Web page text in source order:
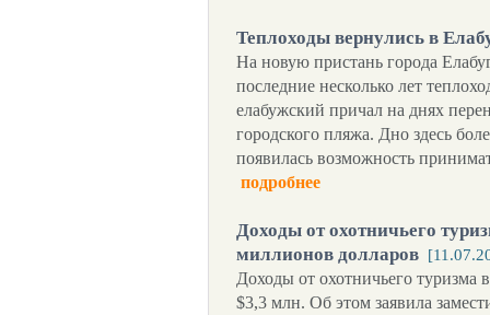
Теплоходы вернулись в
На новую пристань города
последние несколько лет
елабужский причал на днях
городского пляжа. Дно здесь
появилась возможность
подробнее
Доходы от охотничьего
миллионов долларов
Доходы от охотничьего туризма
$3,3 млн. Об этом заявила